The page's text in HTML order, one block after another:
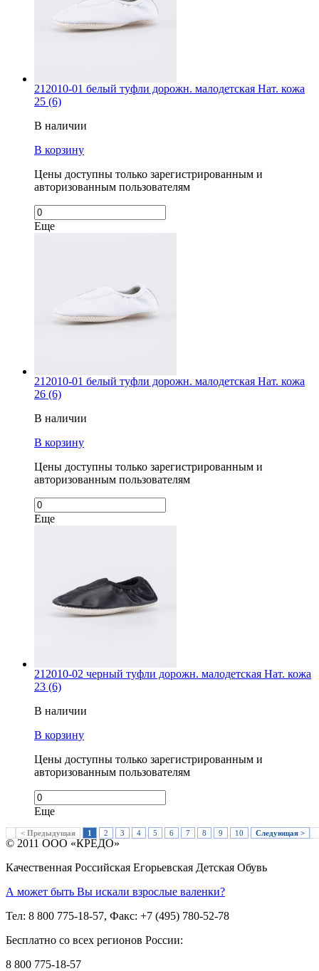
212010-01 белый туфли дорожн. малодетская Нат. кожа
25 (6)
В наличии
В корзину
Цены доступны только зарегистрированным и
авторизованным пользователям
Еще
212010-01 белый туфли дорожн. малодетская Нат. кожа
26 (6)
В наличии
В корзину
Цены доступны только зарегистрированным и
авторизованным пользователям
Еще
212010-02 черный туфли дорожн. малодетская Нат. кожа
23 (6)
В наличии
В корзину
Цены доступны только зарегистрированным и
авторизованным пользователям
Еще
< Предыдущая 1 2 3 4 5 6 7 8 9 10 Следующая >
© 2011 ООО «КРЕДО»
Качественная Российская Егорьевская Детская Обувь
А может быть Вы искали взрослые валенки?
Тел: 8 800 775-18-57, Факс: +7 (495) 780-52-78
Бесплатно со всех регионов России:
8 800 775-18-57